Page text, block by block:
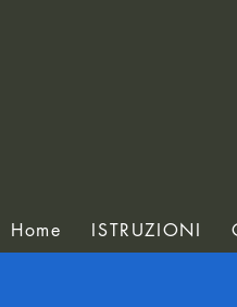
Home ISTRUZIONI